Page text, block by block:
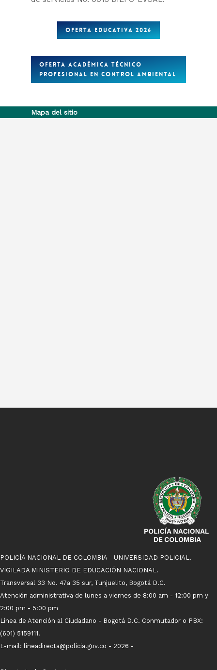
OFERTA EDUCATIVA 2026
OFERTA ACADÉMICA TÉCNICO
PROFESIONAL EN CONTROL AMBIENTAL
Mapa del sitio
POLICÍA NACIONAL DE COLOMBIA - UNIVERSIDAD POLICIAL.
VIGILADA MINISTERIO DE EDUCACIÓN NACIONAL.
Transversal 33 No. 47a 35 sur, Tunjuelito, Bogotá D.C.
Atención administrativa de lunes a viernes de 8:00 am - 12:00 pm y
2:00 pm - 5:00 pm
Línea de Atención al Ciudadano - Bogotá D.C. Conmutador o PBX:
(601) 5159111.
E-mail: lineadirecta@policia.gov.co - 2026 -